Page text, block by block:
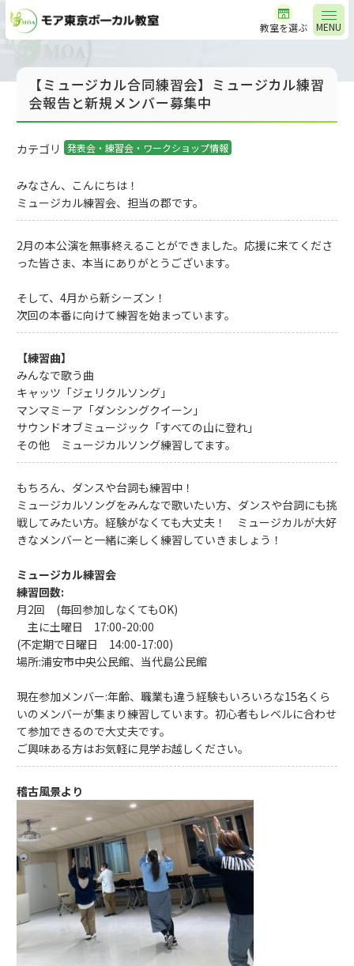
MENU
教室を選ぶ
【ミュージカル合同練習会】ミュージカル練習
会報告と新規メンバー募集中
カテゴリ 発表会・練習会・ワークショップ情報
みなさん、こんにちは！
ミュージカル練習会、担当の郡です。
2月の本公演を無事終えることができました。応援に来てくださ
った皆さま、本当にありがとうございます。
そして、4月から新シ－ズン！
次回の本番に向けて練習を始まっています。
【練習曲】
みんなで歌う曲
キャッツ「ジェリクルソング」
マンマミ－ア「ダンシングクイーン」
サウンドオブミュージック「すべての山に登れ」
その他 ミュージカルソング練習してます。
もちろん、ダンスや台詞も練習中！
ミュージカルソングをみんなで歌いたい方、ダンスや台詞にも挑
戦してみたい方。経験がなくても大丈夫！ ミュージカルが大好
きなメンバーと一緒に楽しく練習していきましょう！
ミュージカル練習会
練習回数:
月2回 (毎回参加しなくてもOK)
主に土曜日 17:00-20:00
(不定期で日曜日 14:00-17:00)
場所:浦安市中央公民館、当代島公民館
現在参加メンバー:年齢、職業も違う経験もいろいろな15名くら
いのメンバーが集まり練習しています。初心者もレベルに合わせ
て参加できるので大丈夫です。
ご興味ある方はお気軽に見学お越しください。
稽古風景より